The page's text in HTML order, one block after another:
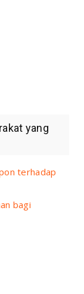
yang
terhadap
bagi